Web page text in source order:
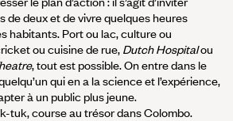
de deux et de vivre quelques heures
habitants. Port ou lac, culture ou
ou cuisine de rue, Dutch Hospitalou
, tout est possible. On entre dans le
qui en a la science et l’expérience,
à un public plus jeune.
tuk, course au trésor dans Colombo.